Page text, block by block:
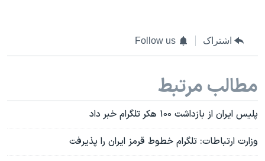
اشتراک Follow us
مطالب مرتبط
پلیس ایران از بازداشت ۱۰۰ هکر تلگرام خبر داد
وزارت ارتباطات: تلگرام خطوط قرمز ایران را پذیرفت